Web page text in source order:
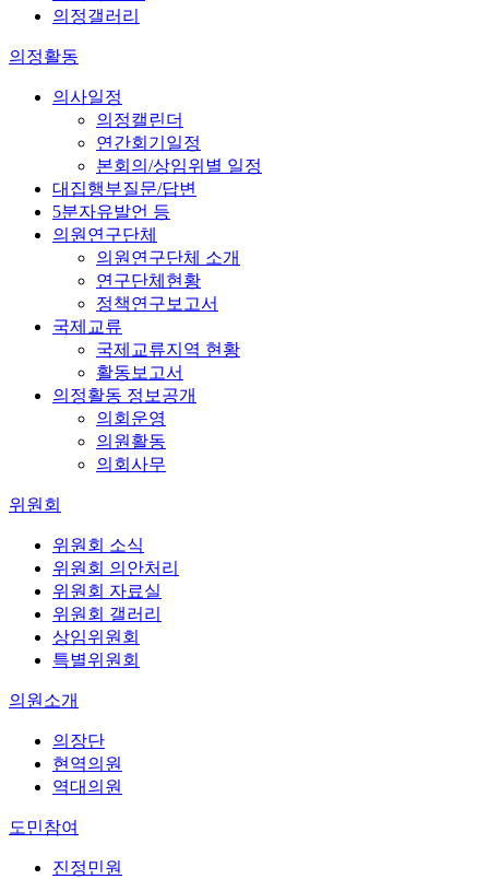
의정갤러리
의정활동
의사일정
의정캘린더
연간회기일정
본회의/상임위별 일정
대집행부질문/답변
5분자유발언 등
의원연구단체
의원연구단체 소개
연구단체현황
정책연구보고서
국제교류
국제교류지역 현황
활동보고서
의정활동 정보공개
의회운영
의원활동
의회사무
위원회
위원회 소식
위원회 의안처리
위원회 자료실
위원회 갤러리
상임위원회
특별위원회
의원소개
의장단
현역의원
역대의원
도민참여
진정민원